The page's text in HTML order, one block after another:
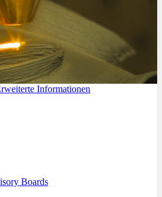
Informationen
Boards